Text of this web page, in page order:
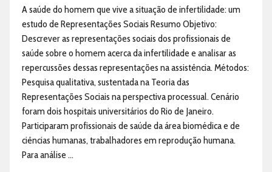
A saúde do homem que vive a situação de infertilidade: um
estudo de Representações Sociais Resumo Objetivo:
Descrever as representações sociais dos profissionais de
saúde sobre o homem acerca da infertilidade e analisar as
repercussões dessas representações na assistência. Métodos:
Pesquisa qualitativa, sustentada na Teoria das
Representações Sociais na perspectiva processual. Cenário
foram dois hospitais universitários do Rio de Janeiro.
Participaram profissionais de saúde da área biomédica e de
ciências humanas, trabalhadores em reprodução humana.
Para análise ...